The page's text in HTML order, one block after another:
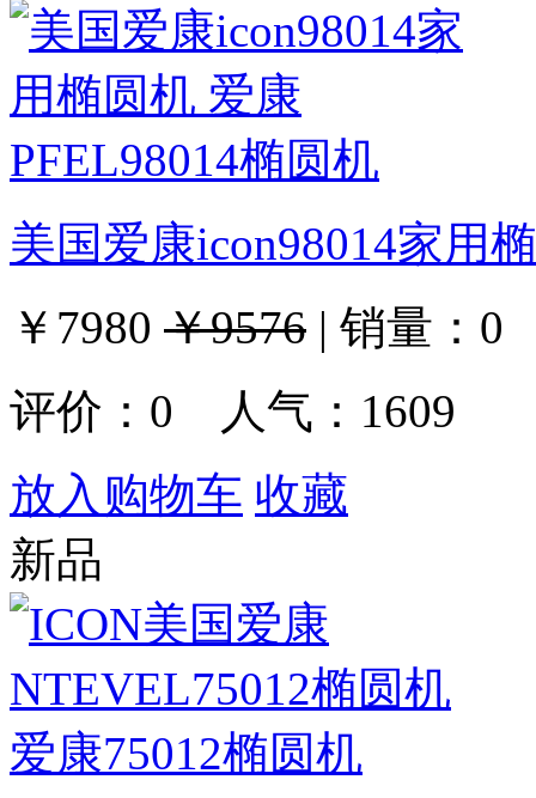
美国爱康icon98014家用
￥7980 ￥9576 | 销量： 0
评价： 0 人气：1609
放入购物车 收藏
新品